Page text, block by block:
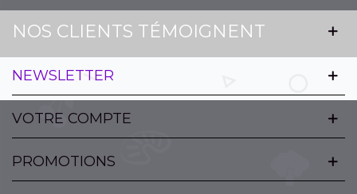
NOS CLIENTS TÉMOIGNENT
NEWSLETTER
VOTRE COMPTE
PROMOTIONS